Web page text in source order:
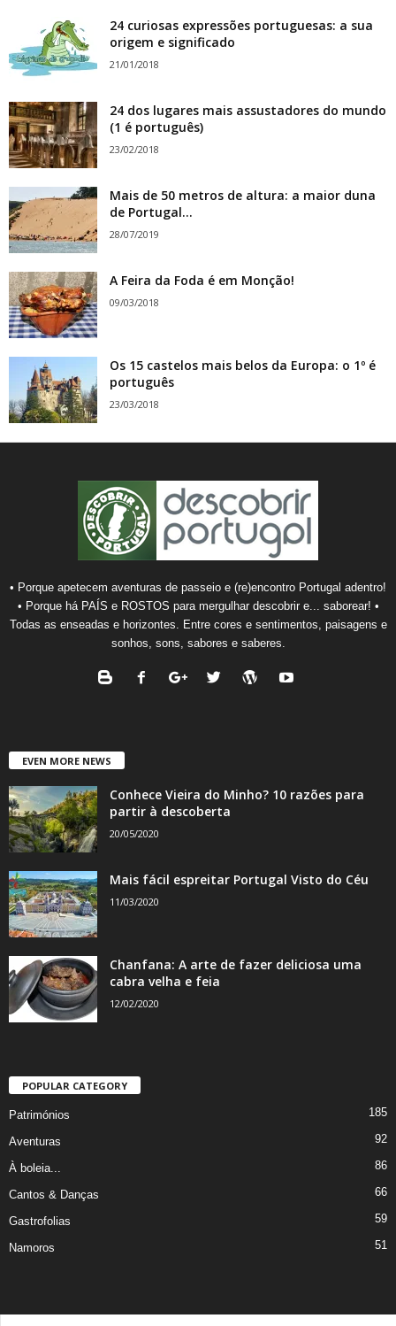
24 curiosas expressões portuguesas: a sua
origem e significado
21/01/2018
24 dos lugares mais assustadores do mundo
(1 é português)
23/02/2018
Mais de 50 metros de altura: a maior duna
de Portugal...
28/07/2019
A Feira da Foda é em Monção!
09/03/2018
Os 15 castelos mais belos da Europa: o 1º é
português
23/03/2018
• Porque apetecem aventuras de passeio e (re)encontro Portugal adentro!
• Porque há PAÍS e ROSTOS para mergulhar descobrir e... saborear! •
Todas as enseadas e horizontes. Entre cores e sentimentos, paisagens e
sonhos, sons, sabores e saberes.
EVEN MORE NEWS
Conhece Vieira do Minho? 10 razões para
partir à descoberta
20/05/2020
Mais fácil espreitar Portugal Visto do Céu
11/03/2020
Chanfana: A arte de fazer deliciosa uma
cabra velha e feia
12/02/2020
POPULAR CATEGORY
Patrimónios 185
Aventuras 92
À boleia... 86
Cantos & Danças 66
Gastrofolias 59
Namoros 51